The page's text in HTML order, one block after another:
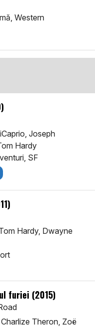
Western
Joseph
Hardy
SF
Hardy, Dwayne
furiei (2015)
Theron, Zoë